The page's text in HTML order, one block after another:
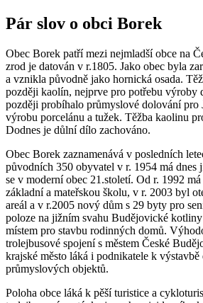
Pár slov o obci Borek
Obec Borek patří mezi nejmladší obce na
zrod je datován v r.1805. Jako obec byla
a vznikla původně jako hornická osada.
později kaolín, nejprve pro potřebu výroby
později probíhalo průmyslové dolování pro
výrobu porcelánu a tužek. Těžba kaolinu
Dodnes je důlní dílo zachováno.
Obec Borek zaznamenává v posledních
původních 350 obyvatel v r. 1954 má
se v moderní obec 21.století. Od r. 1992
základní a mateřskou školu, v r. 2003 byl
areál a v r.2005 nový dům s 29 byty pro
poloze na jižním svahu Budějovické
místem pro stavbu rodinných domů.
trolejbusové spojení s městem České
krajské město láká i podnikatele k výstavbě
průmyslových objektů.
Poloha obce láká k pěší turistice a